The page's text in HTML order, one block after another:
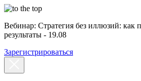
Вебинар: Стратегия без иллюзий: как
результаты - 19.08
Зарегистрироваться